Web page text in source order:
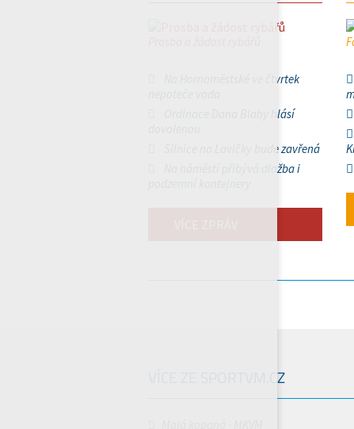
Na Hornoměstské ve čtvrtek
Ordinace Dana Blahy hlásí
Silnice na Lavičky bude zavřená
Na náměstí přibývá dlažba i
VÍCE ZE SPORTVM.CZ